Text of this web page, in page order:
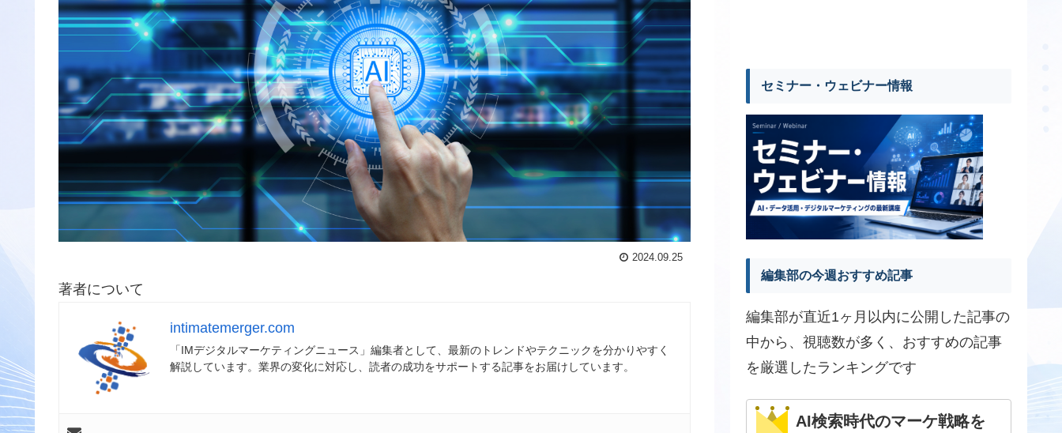
2024.09.25
著者について
intimatemerger.com
「IMデジタルマーケティングニュース」編集者として、最新のトレンドやテクニックを分かりやすく
解説しています。業界の変化に対応し、読者の成功をサポートする記事をお届けしています。
セミナー・ウェビナー情報
編集部の今週おすすめ記事
編集部が直近1ヶ月以内に公開した記事の
中から、視聴数が多く、おすすめの記事
を厳選したランキングです
AI検索時代のマーケ戦略を